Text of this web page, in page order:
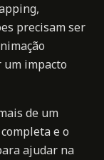
precisam ser
um impacto
de um
e o
ajudar na